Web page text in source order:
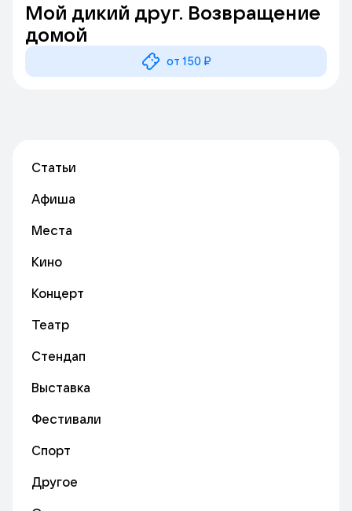
Мой дикий друг. Возвращение
домой
от 150 ₽
Статьи
Афиша
Места
Кино
Концерт
Театр
Стендап
Выставка
Фестивали
Спорт
Другое